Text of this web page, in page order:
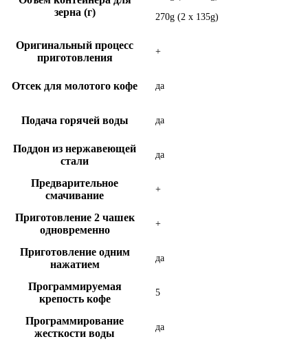
зерна (г)
270g (2 x 135g)
Оригинальный процесс
приготовления
+
Отсек для молотого кофе да
Подача горячей воды да
Поддон из нержавеющей
стали
да
Предварительное
смачивание
+
Приготовление 2 чашек
одновременно
+
Приготовление одним
нажатием
да
Программируемая
крепость кофе
5
Программирование
жесткости воды
да